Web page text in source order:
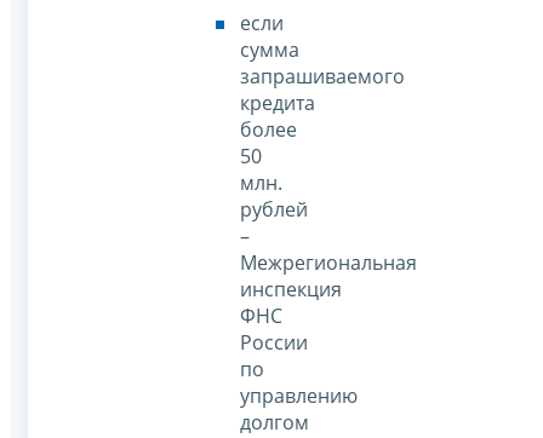
если
сумма
запрашиваемого
кредита
более
50
млн.
рублей
–
Межрегиональная
инспекция
ФНС
России
по
управлению
долгом